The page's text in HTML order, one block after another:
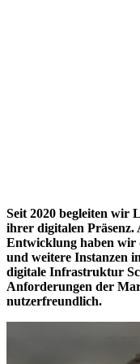
Seit 2020 begleiten wir
ihrer digitalen Präsenz.
Entwicklung haben wir
und weitere Instanzen
digitale Infrastruktur
Anforderungen der
nutzerfreundlich.